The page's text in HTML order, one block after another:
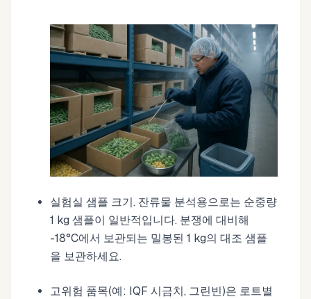
실험실 샘플 크기. 잔류물 분석용으로는 순중량
1 kg 샘플이 일반적입니다. 분쟁에 대비해
-18°C에서 보관되는 밀봉된 1 kg의 대조 샘플
을 보관하세요.
고위험 품목(예: IQF 시금치, 그린빈)은 로트별